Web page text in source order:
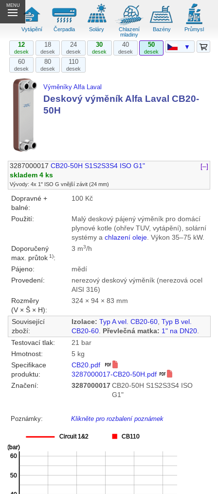
MENU
Vytápění Čerpadla Soláry
Chlazení
mladiny
Bazény Průmysl
12
desek
18
desek
24
desek
30
desek
40
desek
50
desek
60
desek
80
desek
110
desek
Výměníky Alfa Laval
Deskový výměník Alfa Laval CB20-
50H
3287000017 CB20-50H S1S2S3S4 ISO G1"
[–]
skladem 4 ks
Vývody: 4x 1" ISO G vnější závit (24 mm)
Dopravné +
balné:
100 Kč
Použití:
Malý deskový pájený výměník pro domácí
plynové kotle (ohřev TUV, vytápění), solární
systémy a chlazení oleje. Výkon 35–75 kW.
Doporučený
max. průtok1):
3 m3/h
Pájeno:
mědí
Provedení:
nerezový deskový výměník (nerezová ocel
AISI 316)
Rozměry
(V × Š × H):
324 × 94 × 83 mm
Související
zboží:
Izolace: Typ A vel. CB20-60, Typ B vel.
CB20-60. Převlečná matka: 1" na DN20.
Testovací tlak:
21 bar
Hmotnost:
5 kg
Specifikace
produktu:
CB20.pdf
3287000017-CB20-50H.pdf
Značení:
3287000017 CB20-50H S1S2S3S4 ISO
G1"
Poznámky: Klikněte pro rozbalení poznámek
▼